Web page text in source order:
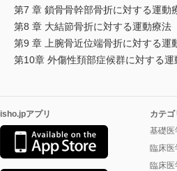
第7 章 鎖骨骨幹部骨折に対する運動
第8 章 大結節骨折に対する運動療法
第9 章 上腕骨近位端骨折に対する運
第10章 外傷性頚部症候群に対する運
isho.jpアプリ
カテゴ
基礎医
臨床
臨床